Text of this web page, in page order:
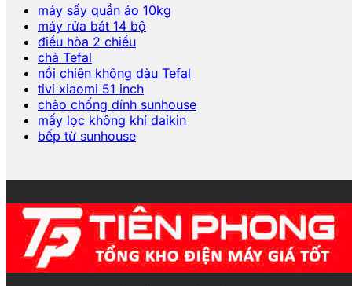
máy sấy quần áo 10kg
máy rửa bát 14 bộ
điều hòa 2 chiều
chả Tefal
nồi chiên không dàu Tefal
tivi xiaomi 51 inch
chảo chống dính sunhouse
mấy lọc không khí daikin
bếp từ sunhouse